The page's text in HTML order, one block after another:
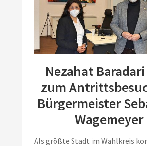
Nezahat
zum
Bürgermeister
Wagemeyer
Als größte Stadt im Wahlkreis